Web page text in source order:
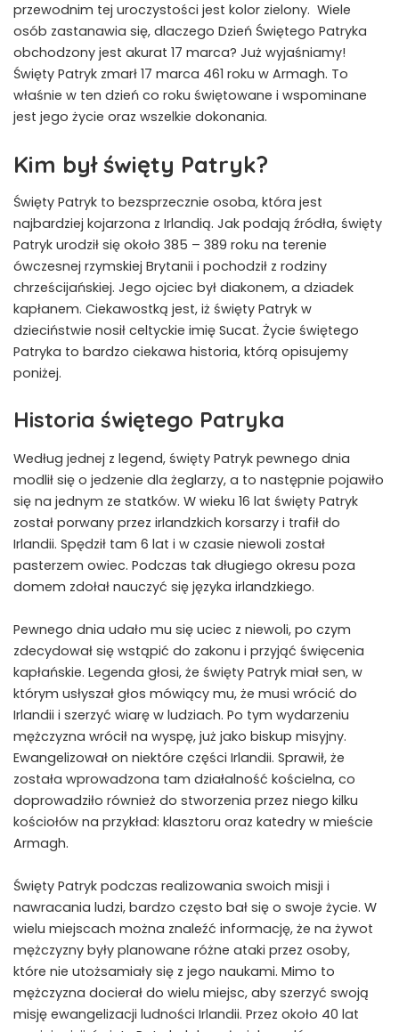
top view of a expanse of four-leaf clovers of different height and
przewodnim tej uroczystości jest kolor zielony. Wiele
osób zastanawia się, dlaczego Dzień Świętego Patryka
obchodzony jest akurat 17 marca? Już wyjaśniamy!
Święty Patryk zmarł 17 marca 461 roku w Armagh. To
właśnie w ten dzień co roku świętowane i wspominane
jest jego życie oraz wszelkie dokonania.
Kim był święty Patryk?
Święty Patryk to bezsprzecznie osoba, która jest
najbardziej kojarzona z Irlandią. Jak podają źródła, święty
Patryk urodził się około 385 – 389 roku na terenie
ówczesnej rzymskiej Brytanii i pochodził z rodziny
chrześcijańskiej. Jego ojciec był diakonem, a dziadek
kapłanem. Ciekawostką jest, iż święty Patryk w
dzieciństwie nosił celtyckie imię Sucat. Życie świętego
Patryka to bardzo ciekawa historia, którą opisujemy
poniżej.
Historia świętego Patryka
Według jednej z legend, święty Patryk pewnego dnia
modlił się o jedzenie dla żeglarzy, a to następnie pojawiło
się na jednym ze statków. W wieku 16 lat święty Patryk
został porwany przez irlandzkich korsarzy i trafił do
Irlandii. Spędził tam 6 lat i w czasie niewoli został
pasterzem owiec. Podczas tak długiego okresu poza
domem zdołał nauczyć się języka irlandzkiego.
Pewnego dnia udało mu się uciec z niewoli, po czym
zdecydował się wstąpić do zakonu i przyjąć święcenia
kapłańskie. Legenda głosi, że święty Patryk miał sen, w
którym usłyszał głos mówiący mu, że musi wrócić do
Irlandii i szerzyć wiarę w ludziach. Po tym wydarzeniu
mężczyzna wrócił na wyspę, już jako biskup misyjny.
Ewangelizował on niektóre części Irlandii. Sprawił, że
została wprowadzona tam działalność kościelna, co
doprowadziło również do stworzenia przez niego kilku
kościołów na przykład: klasztoru oraz katedry w mieście
Armagh.
Święty Patryk podczas realizowania swoich misji i
nawracania ludzi, bardzo często bał się o swoje życie. W
wielu miejscach można znaleźć informację, że na żywot
mężczyzny były planowane różne ataki przez osoby,
które nie utożsamiały się z jego naukami. Mimo to
mężczyzna docierał do wielu miejsc, aby szerzyć swoją
misję ewangelizacji ludności Irlandii. Przez około 40 lat